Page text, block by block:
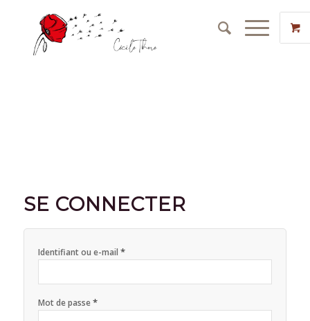
SE CONNECTER
Identifiant ou e-mail *
Mot de passe*